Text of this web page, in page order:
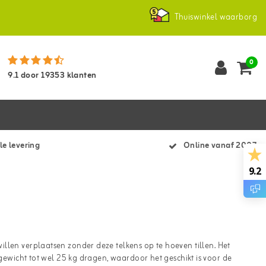
Thuiswinkel waarborg
9.1door19353 klanten
0
levering Online vanaf 2007
verplaatsen zonder deze telkens op te hoeven tillen. Het
tot wel 25 kg dragen, waardoor het geschikt is voor de
9.2